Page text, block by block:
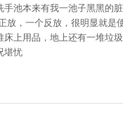
手池本来有我一池子黑黑的
放，一个反放，很明显就是
床上用品，地上还有一堆垃
堪忧